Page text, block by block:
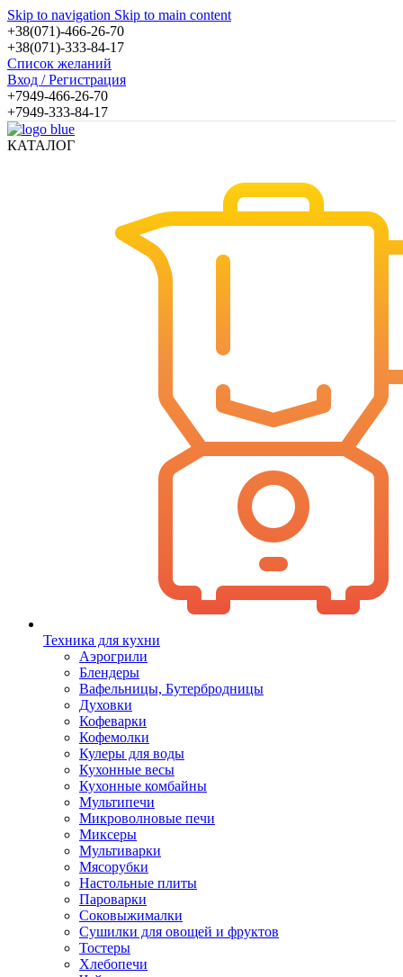
Skip to navigation Skip to main content
+38(071)-466-26-70
+38(071)-333-84-17
Список желаний
Вход / Регистрация
+7949-466-26-70
+7949-333-84-17
КАТАЛОГ
Техника для кухни
Аэрогрили
Блендеры
Вафельницы, Бутербродницы
Духовки
Кофеварки
Кофемолки
Кулеры для воды
Кухонные весы
Кухонные комбайны
Мультипечи
Микроволновые печи
Миксеры
Мультиварки
Мясорубки
Настольные плиты
Пароварки
Соковыжималки
Сушилки для овощей и фруктов
Тостеры
Хлебопечи